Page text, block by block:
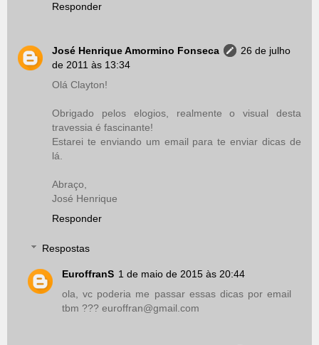
Responder
José Henrique Amormino Fonseca
26 de julho
de 2011 às 13:34
Olá Clayton!
Obrigado pelos elogios, realmente o visual desta
travessia é fascinante!
Estarei te enviando um email para te enviar dicas de
lá.
Abraço,
José Henrique
Responder
Respostas
EuroffranS 1 de maio de 2015 às 20:44
ola, vc poderia me passar essas dicas por email
tbm ??? euroffran@gmail.com